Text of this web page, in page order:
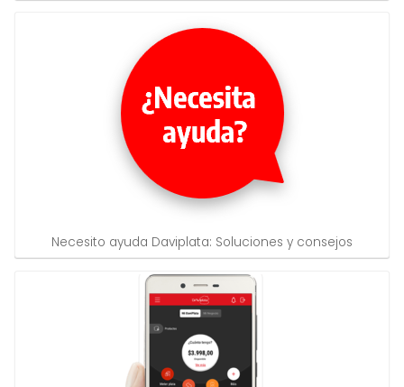
Necesito ayuda Daviplata: Soluciones y consejos